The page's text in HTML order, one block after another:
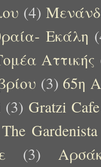
(4)
Εκάλη
Αττικής
(3) 65η
(3) Gratzi Cafe
The Gardenista
(3)